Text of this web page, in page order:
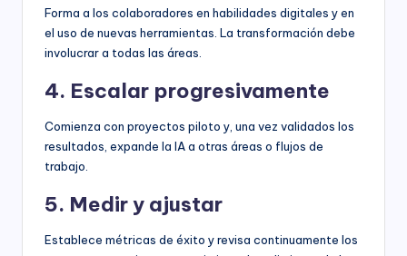
Forma a los colaboradores en habilidades digitales y en
el uso de nuevas herramientas. La transformación debe
involucrar a todas las áreas.
4. Escalar progresivamente
Comienza con proyectos piloto y, una vez validados los
resultados, expande la IA a otras áreas o flujos de
trabajo.
5. Medir y ajustar
Establece métricas de éxito y revisa continuamente los